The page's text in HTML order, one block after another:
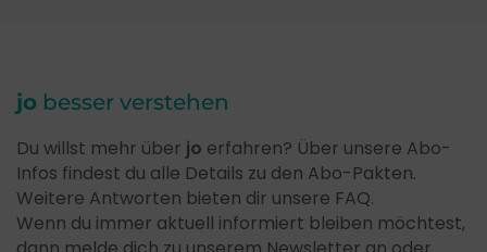
jo besser verstehen
Du willst mehr über jo erfahren? Über unsere Abo-
Infos findest du alle Details zu den Abo-Pakten.
Weitere Antworten bieten dir unsere FAQ.
Wenn du immer aktuell informiert bleiben möchtest,